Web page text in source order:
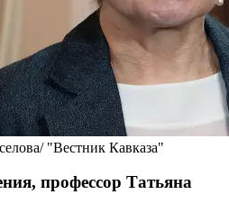
"Вестник Кавказа"
профессор Татьяна